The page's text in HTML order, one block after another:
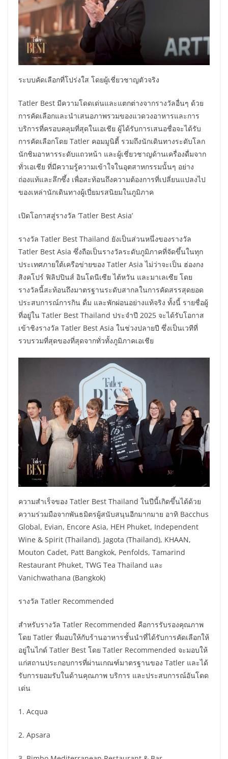
ระบบคัดเลือกที่โปร่งใส โดยผู้เชี่ยวชาญตัวจริง
Tatler Best มีความโดดเด่นและแตกต่างจากรางวัลอื่นๆ ด้วย
การคัดเลือกและนำเสนอภาพรวมของแวดวงอาหารและการ
บริการที่ครอบคลุมที่สุดในเอเชีย ผู้ได้รับการเสนอชื่อจะได้รับ
การคัดเลือกโดย Tatler คอมมูนิตี้ รวมถึงนักเดินทางระดับโลก
นักชิมอาหารระดับแถวหน้า และผู้เชี่ยวชาญด้านเครื่องดื่มจาก
ทั่วเอเชีย ที่มีความรู้ความเข้าใจในอุตสาหกรรมนั้นๆ อย่าง
ถ่องแท้และลึกซึ้ง เพื่อสะท้อนถึงความต้องการที่เปลี่ยนแปลงไป
ของเหล่านักเดินทางผู้เปี่ยมรสนิยมในภูมิภาค
เปิดโอกาสสู่รางวัล ‘Tatler Best Asia’
รางวัล Tatler Best Thailand ยังเป็นส่วนหนึ่งของรางวัล
Tatler Best Asia ซึ่งถือเป็นรางวัลระดับภูมิภาคที่จัดขึ้นในทุก
ประเทศภายใต้เครือข่ายของ Tatler Asia ไม่ว่าจะเป็น ฮ่องกง
สิงคโปร์ ฟิลิปปินส์ อินโดนีเซีย ไต้หวัน และมาเลเซีย โดย
รางวัลนี้สะท้อนถึงมาตรฐานระดับสากลในการคัดสรรสุดยอด
ประสบการณ์การกิน ดื่ม และพักผ่อนอย่างแท้จริง ทั้งนี้ รายชื่อผู้
ที่อยู่ใน Tatler Best Thailand ประจำปี 2025 จะได้รับโอกาส
เข้าชิงรางวัล Tatler Best Asia ในช่วงปลายปี ซึ่งเป็นเวทีที่
รวบรวมที่สุดของที่สุดจากทั่วทั้งภูมิภาคเอเชีย
ความสำเร็จของ Tatler Best Thailand ในปีนี้เกิดขึ้นได้ด้วย
ความร่วมมือจากพันธมิตรผู้สนับสนุนอีกมากมาย อาทิ Bacchus
Global, Evian, Encore Asia, HEH Phuket, Independent
Wine & Spirit (Thailand), Jagota (Thailand), KHAAN,
Mouton Cadet, Patt Bangkok, Penfolds, Tamarind
Restaurant Phuket, TWG Tea Thailand และ
Vanichwathana (Bangkok)
รางวัล Tatler Recommended
สำหรับรางวัล Tatler Recommended คือการรับรองคุณภาพ
โดย Tatler ที่มอบให้กับร้านอาหารชั้นนำที่ได้รับการคัดเลือกให้
อยู่ในไกด์ Tatler Best โดย Tatler Recommended จะมอบให้
แก่สถานประกอบการที่ผ่านเกณฑ์มาตรฐานของ Tatler และได้
รับการยอมรับในด้านคุณภาพ บริการ และประสบการณ์อันโดด
เด่น
1. Acqua
2. Apsara